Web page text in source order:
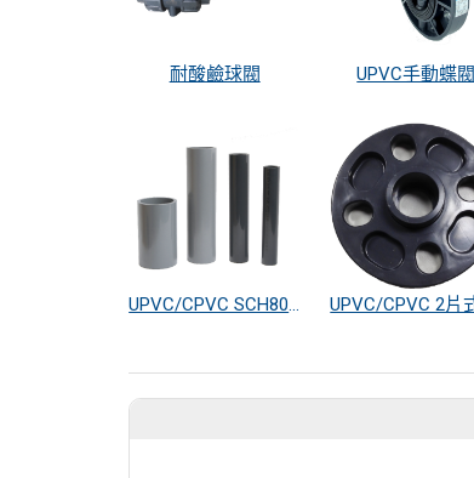
耐酸鹼球閥 UPVC手動蝶閥
UPVC/CPVC SCH80 管路系統